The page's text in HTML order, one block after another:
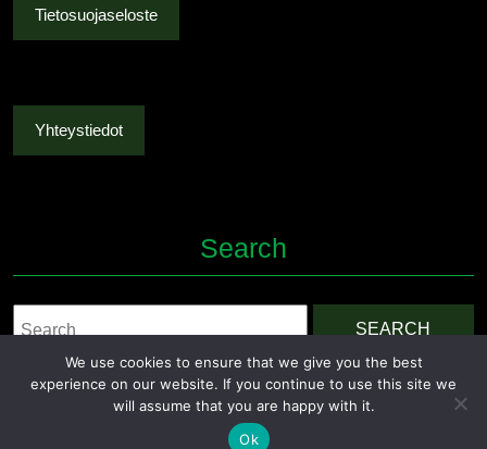
Tietosuojaseloste
Yhteystiedot
Search
Grocery Ecommerce WordPress Theme
We use cookies to ensure that we give you the best
experience on our website. If you continue to use this site we
will assume that you are happy with it.
Ok